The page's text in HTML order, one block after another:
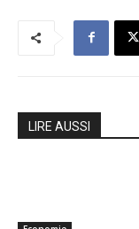
LIRE AUSSI